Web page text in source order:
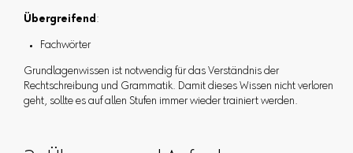
Übergreifend :
Fachwörter
Grundlagenwissen ist notwendig für das Verständnis der
Rechtschreibung und Grammatik. Damit dieses Wissen nicht verloren
geht, sollte es auf allen Stufen immer wieder trainiert werden.